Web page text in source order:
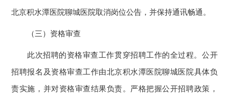
北京积水潭医院聊城医院取消岗位公告，并保持通讯畅通。
（三）资格审查
此次招聘的资格审查工作贯穿招聘工作的全过程。公开
招聘报名及资格审查工作由北京积水潭医院聊城医院具体负
责实施，并对资格审查结果负责。严格把握公开招聘政策，